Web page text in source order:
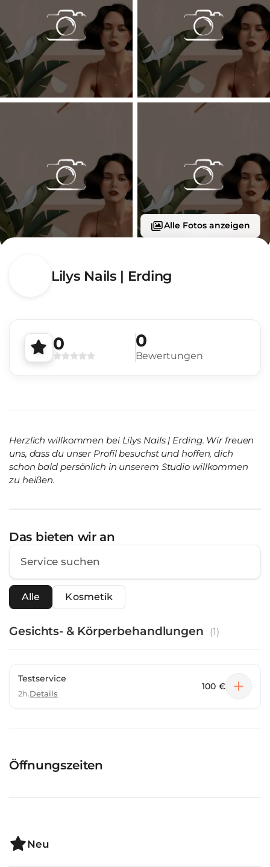
Alle Fotos anzeigen
Lilys Nails | Erding
0 0
Bewertungen
Herzlich willkommen bei Lilys Nails | Erding. Wir freuen
uns, dass du unser Profil besuchst und hoffen, dich
schon bald persönlich in unserem Studio willkommen
zu heißen.
Das bieten wir an
Alle Kosmetik
Gesichts- & Körperbehandlungen (1)
Testservice
2h.Details
100 €
Öffnungszeiten
Neu